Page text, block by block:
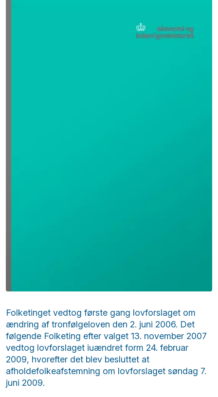
Folketinget vedtog første gang lovforslaget om
ændring af tronfølgeloven den 2. juni 2006. Det
følgende Folketing efter valget 13. november 2007
vedtog lovforslaget iuændret form 24. februar
2009, hvorefter det blev besluttet at
afholdefolkeafstemning om lovforslaget søndag 7.
juni 2009.